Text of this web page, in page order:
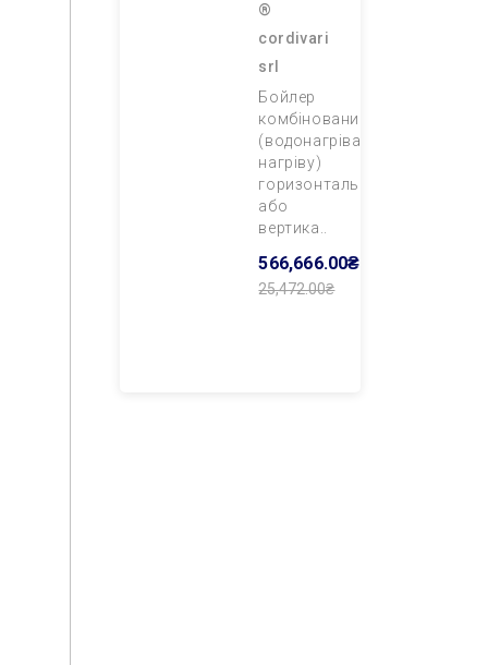
®
cordivari
srl
Бойлер
комбінований
(водонагрівач непрямого
нагріву)
горизонтального
або
вертика..
566,666.00₴
25,472.00₴